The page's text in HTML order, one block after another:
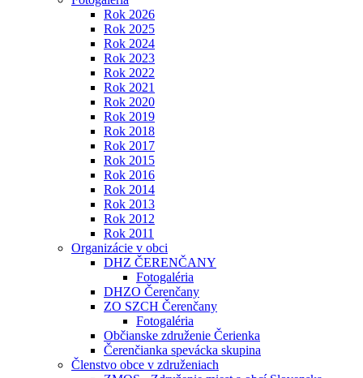
Rok 2026
Rok 2025
Rok 2024
Rok 2023
Rok 2022
Rok 2021
Rok 2020
Rok 2019
Rok 2018
Rok 2017
Rok 2015
Rok 2016
Rok 2014
Rok 2013
Rok 2012
Rok 2011
Organizácie v obci
DHZ ČERENČANY
Fotogaléria
DHZO Čerenčany
ZO SZCH Čerenčany
Fotogaléria
Občianske združenie Čerienka
Čerenčianka spevácka skupina
Členstvo obce v združeniach